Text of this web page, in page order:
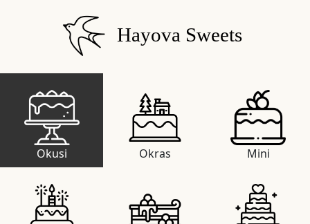
Hayova Sweets
Okusi Okras Mini